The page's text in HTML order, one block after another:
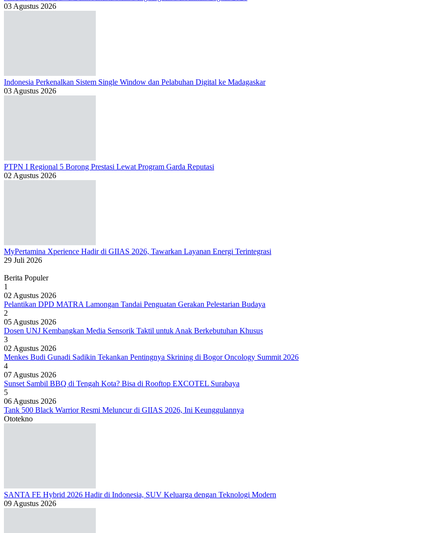
03 Agustus 2026
Indonesia Perkenalkan Sistem Single Window dan Pelabuhan Digital ke Madagaskar
03 Agustus 2026
PTPN I Regional 5 Borong Prestasi Lewat Program Garda Reputasi
02 Agustus 2026
MyPertamina Xperience Hadir di GIIAS 2026, Tawarkan Layanan Energi Terintegrasi
29 Juli 2026
Berita Populer
1
02 Agustus 2026
Pelantikan DPD MATRA Lamongan Tandai Penguatan Gerakan Pelestarian Budaya
2
05 Agustus 2026
Dosen UNJ Kembangkan Media Sensorik Taktil untuk Anak Berkebutuhan Khusus
3
02 Agustus 2026
Menkes Budi Gunadi Sadikin Tekankan Pentingnya Skrining di Bogor Oncology Summit 2026
4
07 Agustus 2026
Sunset Sambil BBQ di Tengah Kota? Bisa di Rooftop EXCOTEL Surabaya
5
06 Agustus 2026
Tank 500 Black Warrior Resmi Meluncur di GIIAS 2026, Ini Keunggulannya
Ototekno
SANTA FE Hybrid 2026 Hadir di Indonesia, SUV Keluarga dengan Teknologi Modern
09 Agustus 2026